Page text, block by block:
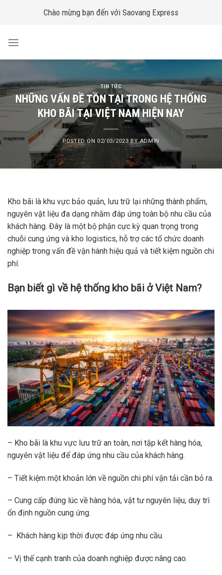
Chào mừng bạn đến với Saovang Express
TIN TỨC
NHỮNG VẤN ĐỀ TỒN TẠI TRONG HỆ THỐNG
KHO BÃI TẠI VIỆT NAM HIỆN NAY
POSTED ON 02/03/2023BYADMIN
Kho bãi là khu vực bảo quản, lưu trữ lại những thành phẩm,
nguyên vật liệu đa dạng nhằm đáp ứng toàn bộ nhu cầu của
khách hàng. Đây là một bộ phận cực kỳ quan trọng trong
chuỗi cung ứng và kho logistics, hỗ trợ các tổ chức doanh
nghiệp trong vấn đề vận hành hiệu quả và tiết kiệm nguồn chi
phí.
Bạn biết gì về hệ thống kho bãi ở Việt Nam?
– Kho bãi là khu vực lưu trữ an toàn, nơi tập kết hàng hóa,
nguyên vật liệu để đáp ứng nhu cầu của khách hàng.
– Tiết kiệm một khoản lớn về nguồn chi phí vận tải cần bỏ ra.
– Cung cấp đúng lúc về hàng hóa, vật tư nguyên liệu, duy trì
ổn định nguồn cung ứng.
– Khách hàng kịp thời được đáp ứng nhu cầu.
– Vị thế cạnh tranh của doanh nghiệp được nâng cao.